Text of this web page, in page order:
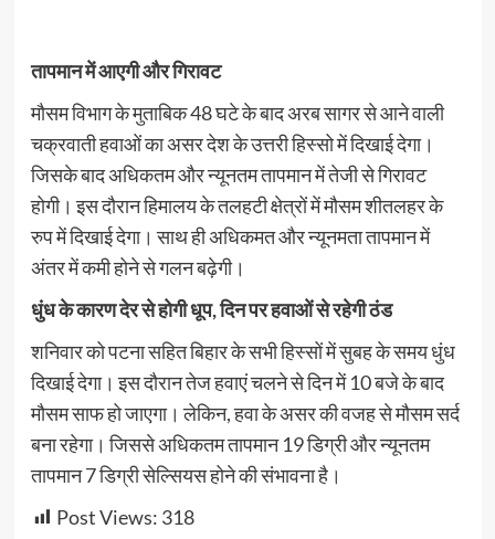
तापमान में आएगी और गिरावट
मौसम विभाग के मुताबिक 48 घटे के बाद अरब सागर से आने वाली
चक्रवाती हवाओं का असर देश के उत्तरी हिस्सो में दिखाई देगा।
जिसके बाद अधिकतम और न्यूनतम तापमान में तेजी से गिरावट
होगी। इस दौरान हिमालय के तलहटी क्षेत्रों में मौसम शीतलहर के
रुप में दिखाई देगा। साथ ही अधिकमत और न्यूनमता तापमान में
अंतर में कमी होने से गलन बढ़ेगी।
धुंध के कारण देर से होगी धूप, दिन पर हवाओं से रहेगी ठंड
शनिवार को पटना सहित बिहार के सभी हिस्सों में सुबह के समय धुंध
दिखाई देगा। इस दौरान तेज हवाएं चलने से दिन में 10 बजे के बाद
मौसम साफ हो जाएगा। लेकिन, हवा के असर की वजह से मौसम सर्द
बना रहेगा। जिससे अधिकतम तापमान 19 डिग्री और न्यूनतम
तापमान 7 डिग्री सेल्सियस होने की संभावना है।
Post Views: 318